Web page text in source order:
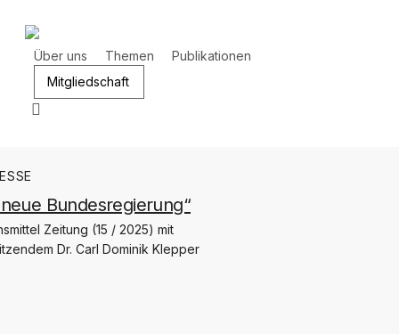
Hauptinhalt
springen
Über uns Themen
Publikationen
Mitgliedschaft
Presse 3
Bundesregierung“
Zeitung (15 / 2025) mit
Dr. Carl Dominik Klepper